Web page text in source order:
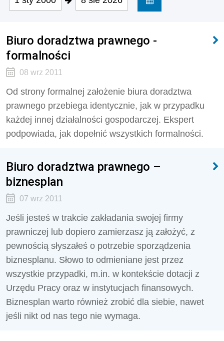
Biuro doradztwa prawnego -
formalności
08 wrz 2011
Od strony formalnej założenie biura doradztwa
prawnego przebiega identycznie, jak w przypadku
każdej innej działalności gospodarczej. Ekspert
podpowiada, jak dopełnić wszystkich formalności.
Biuro doradztwa prawnego –
biznesplan
07 wrz 2011
Jeśli jesteś w trakcie zakładania swojej firmy
prawniczej lub dopiero zamierzasz ją założyć, z
pewnością słyszałeś o potrzebie sporządzenia
biznesplanu. Słowo to odmieniane jest przez
wszystkie przypadki, m.in. w kontekście dotacji z
Urzędu Pracy oraz w instytucjach finansowych.
Biznesplan warto również zrobić dla siebie, nawet
jeśli nikt od nas tego nie wymaga.